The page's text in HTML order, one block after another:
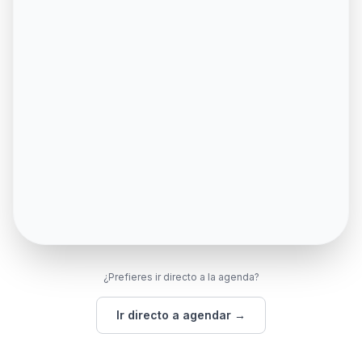
¿Prefieres ir directo a la agenda?
Ir directo a agendar →